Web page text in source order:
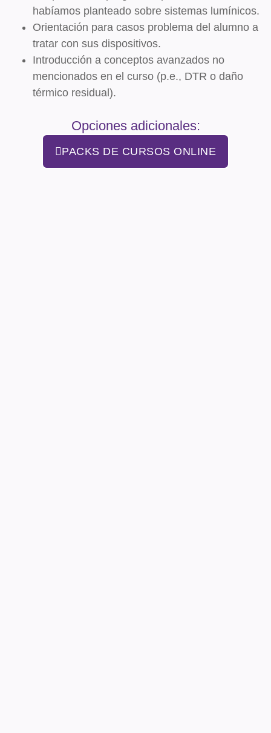
habíamos planteado sobre sistemas lumínicos.
Orientación para casos problema del alumno a
tratar con sus dispositivos.
Introducción a conceptos avanzados no
mencionados en el curso (p.e., DTR o daño
térmico residual).
Opciones adicionales:
PACKS DE CURSOS ONLINE